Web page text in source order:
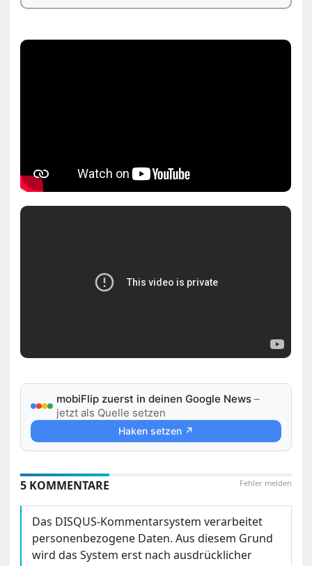
mobiFlip zuerst in deinen Google News –
jetzt als Quelle setzen
Haken setzen ↗
Fehler melden
5 KOMMENTARE
Das DISQUS-Kommentarsystem verarbeitet
personenbezogene Daten. Aus diesem Grund
wird das System erst nach ausdrücklicher